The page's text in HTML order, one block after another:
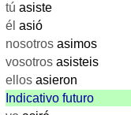
Küstenquiz
Geografiequiz
Länderquiz
Flüsse-
und
Städtequiz
tú asiste
él asió
nosotros asimos
vosotros asisteis
ellos asieron
Indicativo futuro